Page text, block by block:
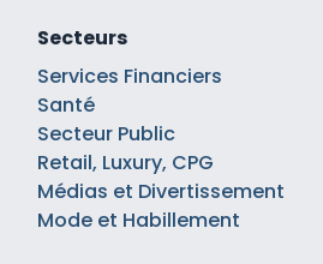
Secteurs
Services Financiers
Santé
Secteur Public
Retail, Luxury, CPG
Médias et Divertissement
Mode et Habillement